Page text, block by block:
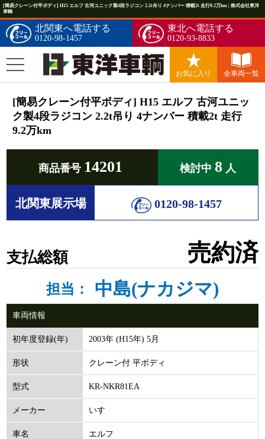
[簡易クレーン付平ボディ] H15 エルフ 古河ユニック製4段ラジコン 2.2t吊り 4ナンバー 積載2t 走行9.2万km | 株式会社東洋
車輌
北関東へ電話する
0120-98-1457
東北へ電話する
0120-93-8833
お気に入り 全車両一覧
[簡易クレーン付平ボディ] H15 エルフ 古河ユニッ
ク製4段ラジコン 2.2t吊り 4ナンバー 積載2t 走行
9.2万km
商品番号 14201 検討中 8 人
北関東展示場 0120-98-1457
支払総額 売約済
担当： 中島(ナカジマ)
車両情報
初年度登録(年) 2003年 (H15年) 5月
形状 クレーン付 平ボディ
型式 KR-NKR81EA
メーカー いすゞ
車名 エルフ